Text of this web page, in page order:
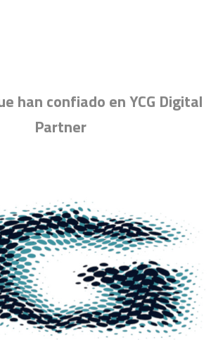
han confiado en YCG Digital
Partner